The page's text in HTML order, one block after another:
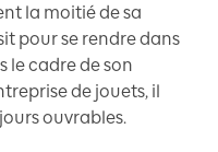
la moitié de sa
pour se rendre dans
le cadre de son
de jouets, il
ouvrables.